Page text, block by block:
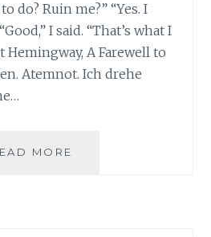
do? Ruin me?” “Yes. I
I said. “That’s what I
Hemingway, A Farewell to
Atemnot. Ich drehe
MORE